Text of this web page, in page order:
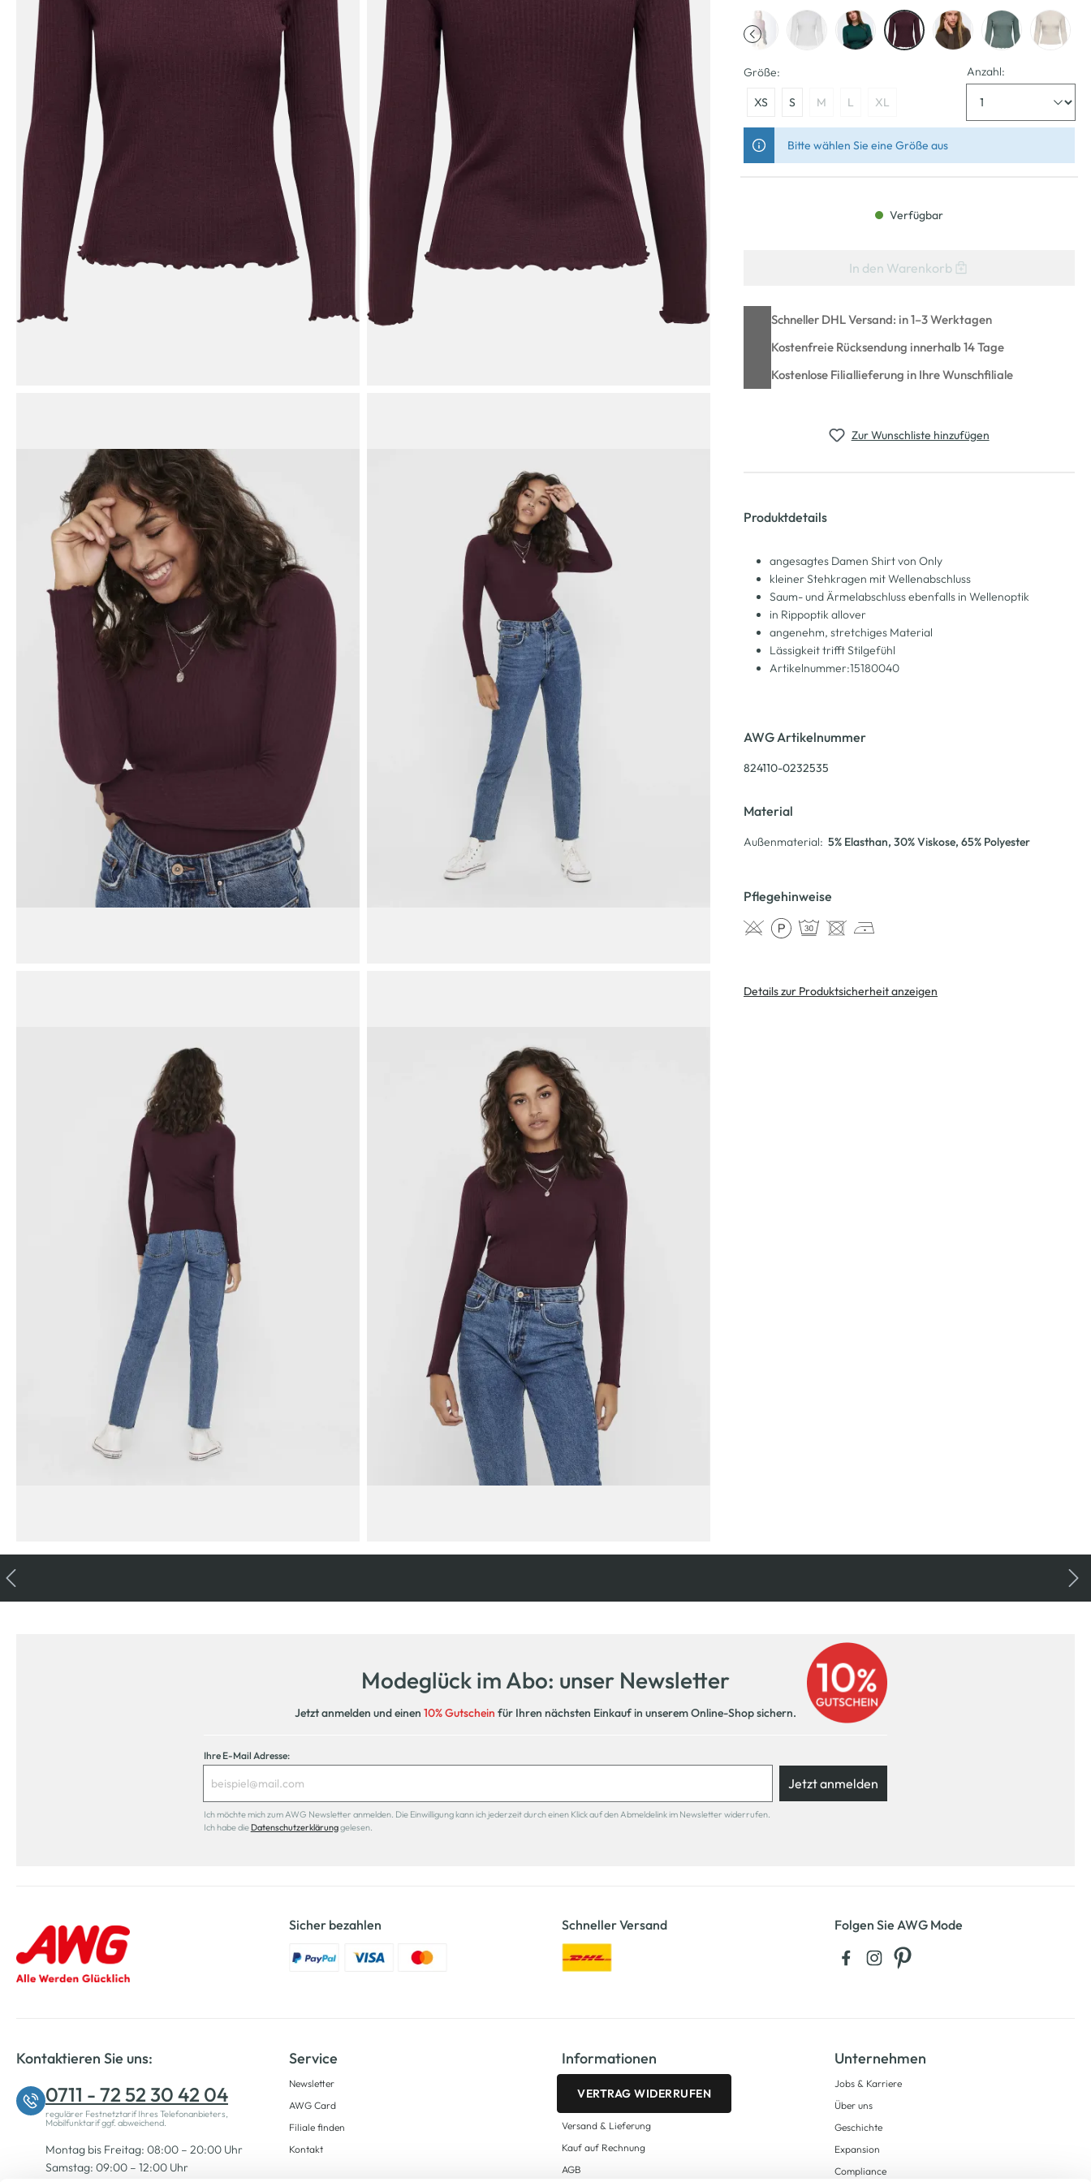
Größe:
XS S M L XL
Anzahl:
Bitte wählen Sie eine Größe aus
Verfügbar
In den Warenkorb
Schneller DHL Versand: in 1–3 Werktagen
Kostenfreie Rücksendung innerhalb 14 Tage
Kostenlose Filiallieferung in Ihre Wunschfiliale
Zur Wunschliste hinzufügen
Produktdetails
angesagtes Damen Shirt von Only
kleiner Stehkragen mit Wellenabschluss
Saum- und Ärmelabschluss ebenfalls in Wellenoptik
in Rippoptik allover
angenehm, stretchiges Material
Lässigkeit trifft Stilgefühl
Artikelnummer:15180040
AWG Artikelnummer
824110-0232535
Material
Außenmaterial: 5% Elasthan, 30% Viskose, 65% Polyester
Pflegehinweise
Details zur Produktsicherheit anzeigen
Modeglück im Abo: unser Newsletter
Jetzt anmelden und einen 10% Gutschein für Ihren nächsten Einkauf in unserem Online-Shop sichern.
Ihre E-Mail Adresse:
Jetzt anmelden
Ich möchte mich zum AWG Newsletter anmelden. Die Einwilligung kann ich jederzeit durch einen Klick auf den Abmeldelink im Newsletter widerrufen.
Ich habe die Datenschutzerklärunggelesen.
Sicher bezahlen Schneller Versand Folgen Sie AWG Mode
Kontaktieren Sie uns:
0711 - 72 52 30 42 04
regulärer Festnetztarif Ihres Telefonanbieters,
Mobilfunktarif ggf. abweichend.
Montag bis Freitag: 08:00 – 20:00 Uhr
Samstag: 09:00 – 12:00 Uhr
Service
Newsletter
AWG Card
Filiale finden
Kontakt
Informationen
VERTRAG WIDERRUFEN
Versand & Lieferung
Kauf auf Rechnung
AGB
Unternehmen
Jobs & Karriere
Über uns
Geschichte
Expansion
Compliance